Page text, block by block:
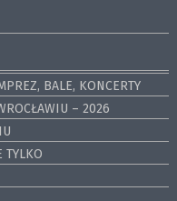
BALE, KONCERTY
– 2026
TYLKO